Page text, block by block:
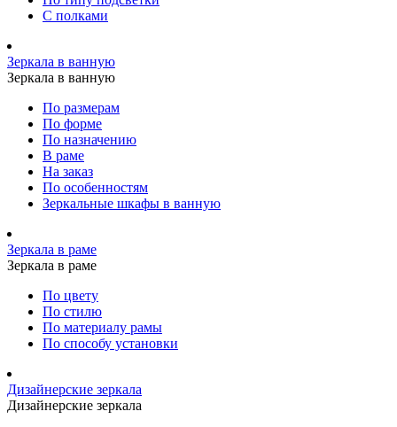
С полками
Зеркала в ванную
Зеркала в ванную
По размерам
По форме
По назначению
В раме
На заказ
По особенностям
Зеркальные шкафы в ванную
Зеркала в раме
Зеркала в раме
По цвету
По стилю
По материалу рамы
По способу установки
Дизайнерские зеркала
Дизайнерские зеркала